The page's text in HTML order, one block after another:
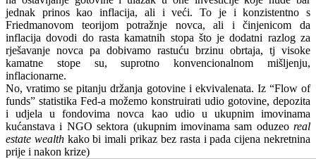
jednak prinos kao inflacija, ali i veći. To je i konzistentno s
Friedmanovom teorijom potražnje novca, ali i činjenicom da
inflacija dovodi do rasta kamatnih stopa što je dodatni razlog za
rješavanje novca pa dobivamo rastuću brzinu obrtaja, tj visoke
kamatne stope su, suprotno konvencionalnom mišljenju,
inflacionarne.
No, vratimo se pitanju držanja gotovine i ekvivalenata. Iz “Flow of
funds” statistika Fed-a možemo konstruirati udio gotovine, depozita
i udjela u fondovima novca kao udio u ukupnim imovinama
kućanstava i NGO sektora (ukupnim imovinama sam oduzeo real
estate wealthkako bi imali prikaz bez rasta i pada cijena nekretnina
prije i nakon krize)